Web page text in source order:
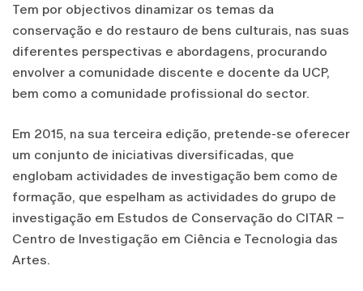
Tem por objectivos dinamizar os temas da
conservação e do restauro de bens culturais, nas suas
diferentes perspectivas e abordagens, procurando
envolver a comunidade discente e docente da UCP,
bem como a comunidade profissional do sector.
Em 2015, na sua terceira edição, pretende-se oferecer
um conjunto de iniciativas diversificadas, que
englobam actividades de investigação bem como de
formação, que espelham as actividades do grupo de
investigação em Estudos de Conservação do CITAR –
Centro de Investigação em Ciência e Tecnologia das
Artes.